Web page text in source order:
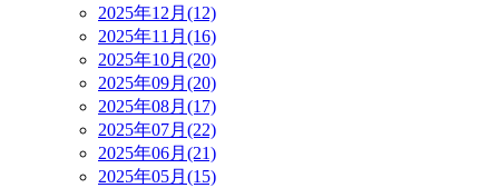
2025年12月(12)
2025年11月(16)
2025年10月(20)
2025年09月(20)
2025年08月(17)
2025年07月(22)
2025年06月(21)
2025年05月(15)